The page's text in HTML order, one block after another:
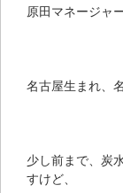
原田マネージャ
名古屋生まれ、
少し前まで、炭
すけど、